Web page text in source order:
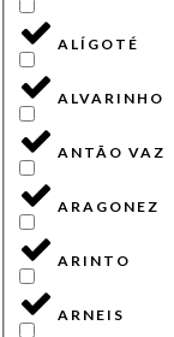
ALÍGOTÉ
ALVARINHO
ANTÃO VAZ
ARAGONEZ
ARINTO
ARNEIS